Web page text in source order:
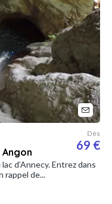
Dès
69 €
d’Annecy. Entrez dans
rappel de...